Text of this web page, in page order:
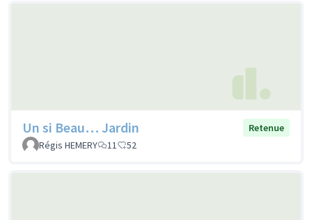
Un si Beau… Jardin
Retenue
Régis HEMERY
11 52